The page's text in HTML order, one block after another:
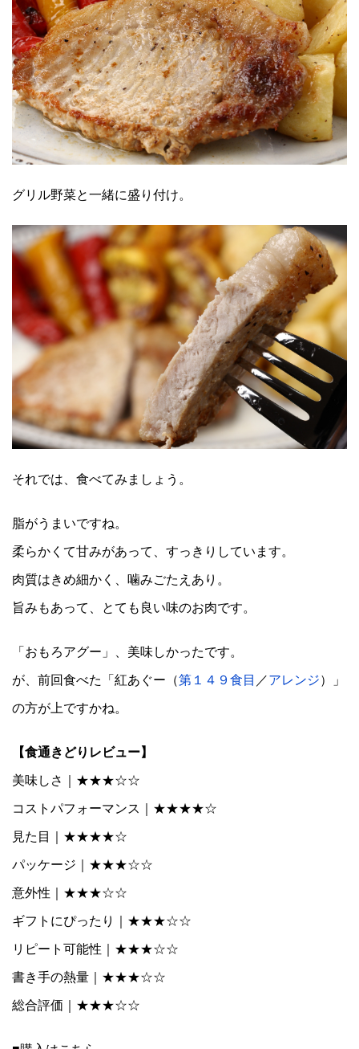
グリル野菜と一緒に盛り付け。
それでは、食べてみましょう。
脂がうまいですね。
柔らかくて甘みがあって、すっきりしています。
肉質はきめ細かく、噛みごたえあり。
旨みもあって、とても良い味のお肉です。
「おもろアグー」、美味しかったです。
が、前回食べた「紅あぐー（第１４９食目 ／アレンジ）」
の方が上ですかね。
【食通きどりレビュー】
美味しさ｜★★★☆☆
コストパフォーマンス｜★★★★☆
見た目｜★★★★☆
パッケージ｜★★★☆☆
意外性｜★★★☆☆
ギフトにぴったり｜★★★☆☆
リピート可能性｜★★★☆☆
書き手の熱量｜★★★☆☆
総合評価｜★★★☆☆